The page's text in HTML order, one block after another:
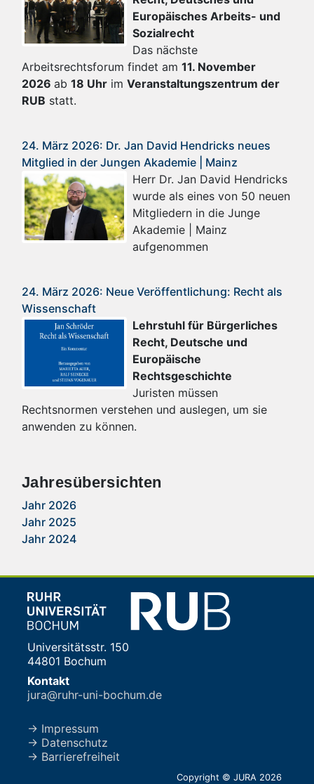
Europäisches Arbeits- und
Sozialrecht
Das nächste
Arbeitsrechtsforum findet am 11. November
2026 ab 18 Uhr im Veranstaltungszentrum der
RUB statt.
24. März 2026: Dr. Jan David Hendricks neues
Mitglied in der Jungen Akademie | Mainz
Herr Dr. Jan David Hendricks
wurde als eines von 50 neuen
Mitgliedern in die Junge
Akademie | Mainz
aufgenommen
24. März 2026: Neue Veröffentlichung: Recht als
Wissenschaft
Lehrstuhl für Bürgerliches
Recht, Deutsche und
Europäische
Rechtsgeschichte
Juristen müssen
Rechtsnormen verstehen und auslegen, um sie
anwenden zu können.
Jahresübersichten
Jahr 2026
Jahr 2025
Jahr 2024
Universitätsstr. 150
44801 Bochum
Kontakt
jura@ruhr-uni-bochum.de
→ Impressum
→ Datenschutz
→ Barrierefreiheit
Copyright © JURA 2026